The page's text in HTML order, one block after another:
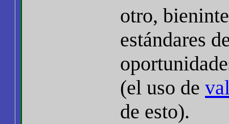
otro,
estándares
(el uso de
de esto).